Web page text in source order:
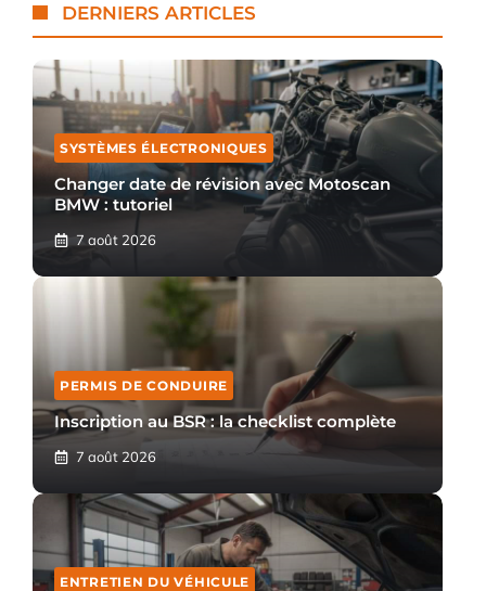
DERNIERS ARTICLES
SYSTÈMES ÉLECTRONIQUES
Changer date de révision avec Motoscan
BMW : tutoriel
7 août 2026
PERMIS DE CONDUIRE
Inscription au BSR : la checklist complète
7 août 2026
ENTRETIEN DU VÉHICULE